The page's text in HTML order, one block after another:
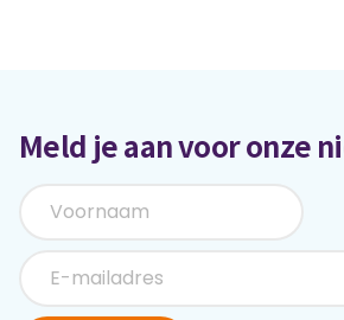
Meld je aan voor onze